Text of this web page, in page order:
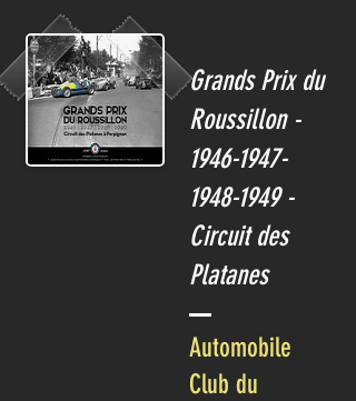
Grands Prix du
Roussillon -
1946-1947-
1948-1949-
Circuit des
Platanes
Automobile
Club du